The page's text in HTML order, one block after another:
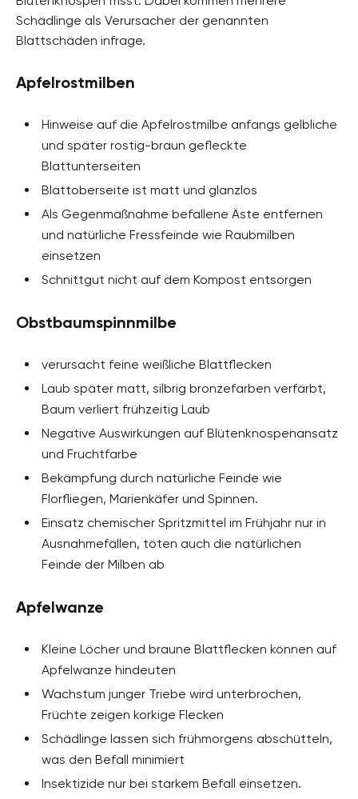
Schädlinge als Verursacher der genannten
Blattschäden infrage.
Apfelrostmilben
Hinweise auf die Apfelrostmilbe anfangs gelbliche
und später rostig-braun gefleckte
Blattunterseiten
Blattoberseite ist matt und glanzlos
Als Gegenmaßnahme befallene Äste entfernen
und natürliche Fressfeinde wie Raubmilben
einsetzen
Schnittgut nicht auf dem Kompost entsorgen
Obstbaumspinnmilbe
verursacht feine weißliche Blattflecken
Laub später matt, silbrig bronzefarben verfärbt,
Baum verliert frühzeitig Laub
Negative Auswirkungen auf Blütenknospenansatz
und Fruchtfarbe
Bekämpfung durch natürliche Feinde wie
Florfliegen, Marienkäfer und Spinnen.
Einsatz chemischer Spritzmittel im Frühjahr nur in
Ausnahmefällen, töten auch die natürlichen
Feinde der Milben ab
Apfelwanze
Kleine Löcher und braune Blattflecken können auf
Apfelwanze hindeuten
Wachstum junger Triebe wird unterbrochen,
Früchte zeigen korkige Flecken
Schädlinge lassen sich frühmorgens abschütteln,
was den Befall minimiert
Insektizide nur bei starkem Befall einsetzen.